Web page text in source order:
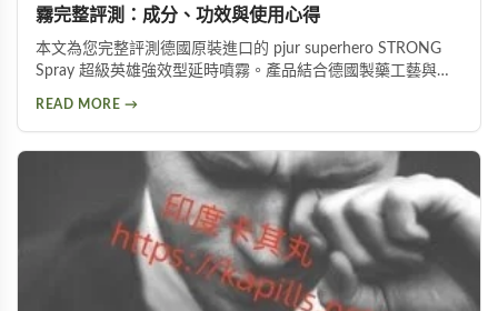
霧完整評測：成分、功效與使用心得
本文為您完整評測德國原裝進口的 pjur superhero STRONG
Spray 超級英雄強效型延時噴霧。產品結合德國製藥工藝與草
的優缺點，協助您做出明智的選購決定。
READ MORE →